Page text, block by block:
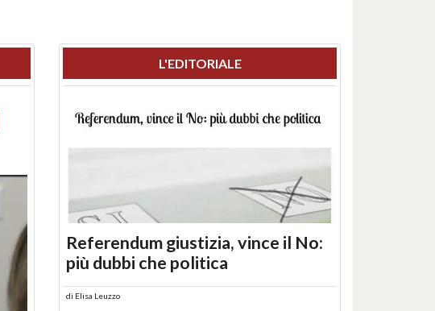
L'EDITORIALE
Referendum giustizia, vince il No:
più dubbi che politica
di Elisa Leuzzo